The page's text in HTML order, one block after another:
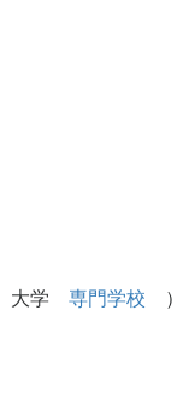
大学 専門学校 ）